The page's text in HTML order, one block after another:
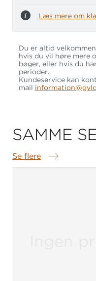
Læs mere om
Du er altid
hvis du vil høre mere
bøger, eller hvis du
perioder.
Kundeservice kan
mail
SAMME
Se flere
Samme serie